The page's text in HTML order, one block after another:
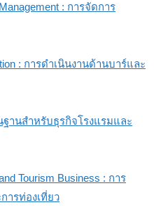
: การจัดการ
: การดำเนินงานด้านบาร์และ
านสำหรับธุรกิจโรงแรมและ
Tourism Business : การ
ารท่องเที่ยว